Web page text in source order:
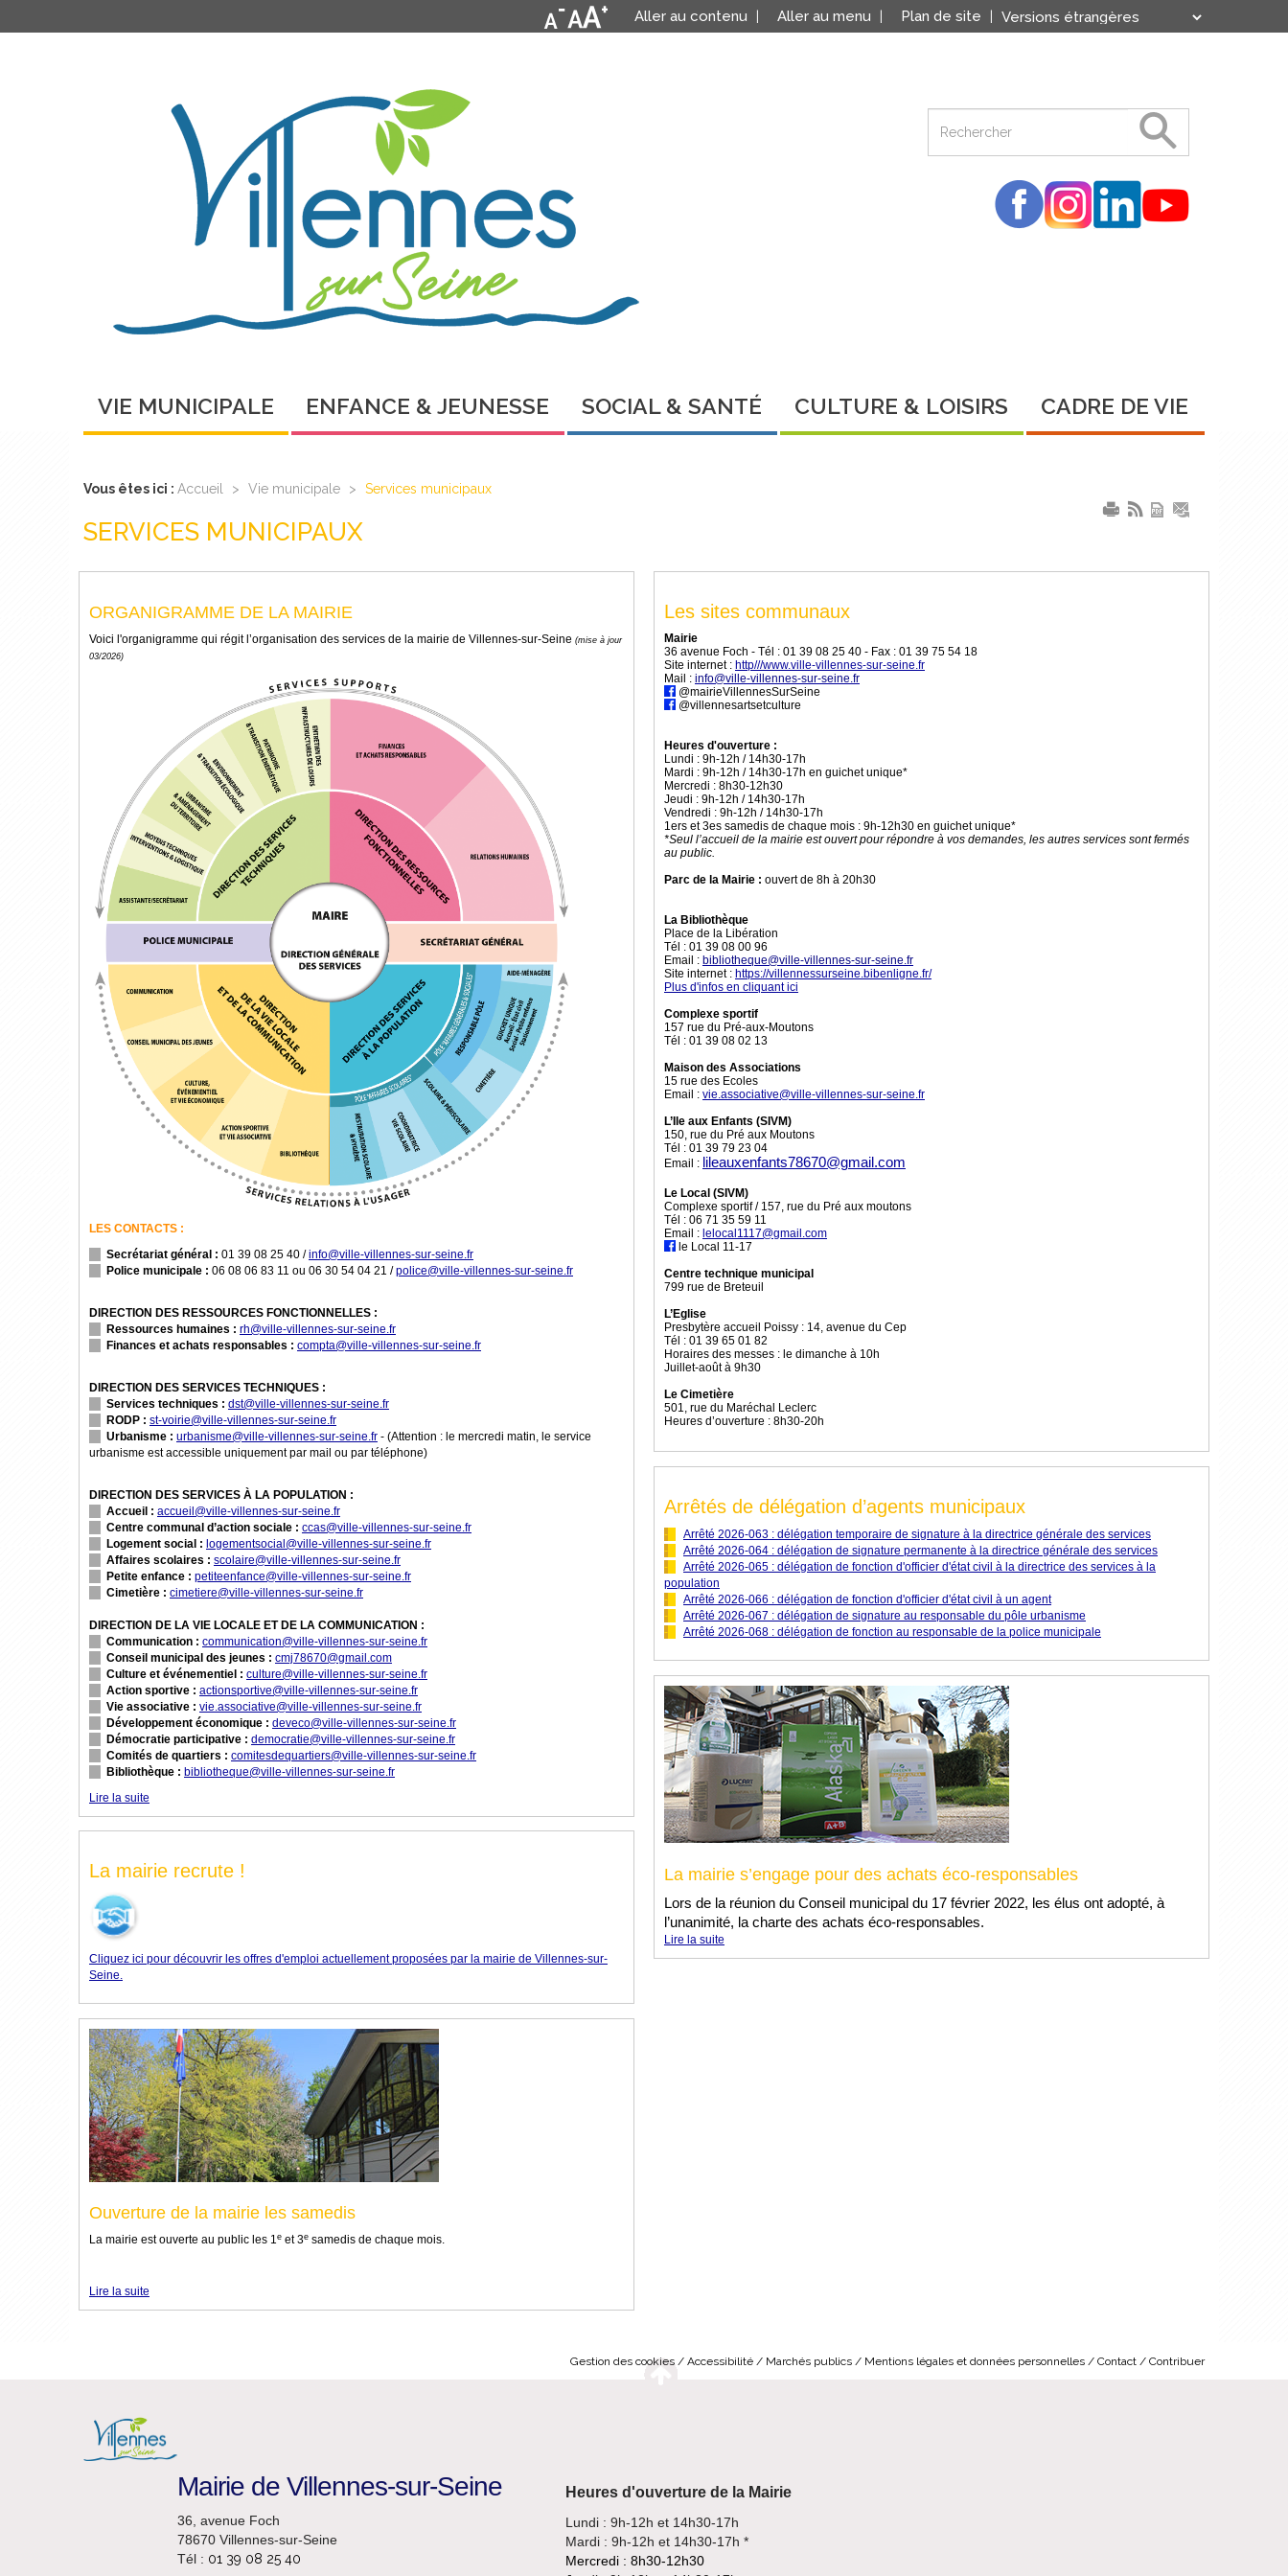
Aller au contenu Aller au menu Plan de site
VIE MUNICIPALE ENFANCE & JEUNESSE SOCIAL & SANTÉ CULTURE & LOISIRS CADRE DE VIE
Vous êtes ici : Accueil > Vie municipale > Services municipaux
SERVICES MUNICIPAUX
ORGANIGRAMME DE LA MAIRIE
Voici l'organigramme qui régit l’organisation des services de la mairie de Villennes-sur-Seine (mise à jour
03/2026)
LES CONTACTS :
Secrétariat général : 01 39 08 25 40 /info@ville-villennes-sur-seine.fr
Police municipale : 06 08 06 83 11 ou 06 30 54 04 21 /police@ville-villennes-sur-seine.fr
DIRECTION DES RESSOURCES FONCTIONNELLES :
Ressources humaines : rh@ville-villennes-sur-seine.fr
Finances et achats responsables : compta@ville-villennes-sur-seine.fr
DIRECTION DES SERVICES TECHNIQUES :
Services techniques : dst@ville-villennes-sur-seine.fr
RODP : st-voirie@ville-villennes-sur-seine.fr
Urbanisme : urbanisme@ville-villennes-sur-seine.fr - (Attention : le mercredi matin, le service
urbanisme est accessible uniquement par mail ou par téléphone)
DIRECTION DES SERVICES À LA POPULATION :
Accueil : accueil@ville-villennes-sur-seine.fr
Centre communal d’action sociale : ccas@ville-villennes-sur-seine.fr
Logement social : logementsocial@ville-villennes-sur-seine.fr
Affaires scolaires : scolaire@ville-villennes-sur-seine.fr
Petite enfance : petiteenfance@ville-villennes-sur-seine.fr
Cimetière : cimetiere@ville-villennes-sur-seine.fr
DIRECTION DE LA VIE LOCALE ET DE LA COMMUNICATION :
Communication : communication@ville-villennes-sur-seine.fr
Conseil municipal des jeunes : cmj78670@gmail.com
Culture et événementiel : culture@ville-villennes-sur-seine.fr
Action sportive : actionsportive@ville-villennes-sur-seine.fr
Vie associative : vie.associative@ville-villennes-sur-seine.fr
Développement économique : deveco@ville-villennes-sur-seine.fr
Démocratie participative : democratie@ville-villennes-sur-seine.fr
Comités de quartiers : comitesdequartiers@ville-villennes-sur-seine.fr
Bibliothèque : bibliotheque@ville-villennes-sur-seine.fr
Lire la suite
Les sites communaux
Mairie
36 avenue Foch - Tél : 01 39 08 25 40 - Fax : 01 39 75 54 18
Site internet : http///www.ville-villennes-sur-seine.fr
Mail : info@ville-villennes-sur-seine.fr
@mairieVillennesSurSeine
@villennesartsetculture
Heures d'ouverture :
Lundi : 9h-12h / 14h30-17h
Mardi : 9h-12h / 14h30-17h en guichet unique*
Mercredi : 8h30-12h30
Jeudi : 9h-12h / 14h30-17h
Vendredi : 9h-12h / 14h30-17h
1ers et 3es samedis de chaque mois : 9h-12h30 en guichet unique*
*Seul l’accueil de la mairie est ouvert pour répondre à vos demandes, les autres services sont fermés
au public.
Parc de la Mairie : ouvert de 8h à 20h30
La Bibliothèque
Place de la Libération
Tél : 01 39 08 00 96
Email : bibliotheque@ville-villennes-sur-seine.fr
Site internet : https://villennessurseine.bibenligne.fr/
Plus d'infos en cliquant ici
Complexe sportif
157 rue du Pré-aux-Moutons
Tél : 01 39 08 02 13
Maison des Associations
15 rue des Ecoles
Email : vie.associative@ville-villennes-sur-seine.fr
L’Ile aux Enfants (SIVM)
150, rue du Pré aux Moutons
Tél : 01 39 79 23 04
Email : lileauxenfants78670@gmail.com
Le Local (SIVM)
Complexe sportif / 157, rue du Pré aux moutons
Tél : 06 71 35 59 11
Email : lelocal1117@gmail.com
le Local 11-17
Centre technique municipal
799 rue de Breteuil
L’Eglise
Presbytère accueil Poissy : 14, avenue du Cep
Tél : 01 39 65 01 82
Horaires des messes : le dimanche à 10h
Juillet-août à 9h30
Le Cimetière
501, rue du Maréchal Leclerc
Heures d’ouverture : 8h30-20h
La mairie recrute !
Cliquez ici pour découvrir les offres d'emploi actuellement proposées par la mairie de Villennes-sur-
Seine.
Arrêtés de délégation d’agents municipaux
-
Arrêté 2026-063 : délégation temporaire de signature à la directrice générale des services
-
Arrêté 2026-064 : délégation de signature permanente à la directrice générale des services
-
Arrêté 2026-065 : délégation de fonction d'officier d'état civil à la directrice des services à la
population
-
Arrêté 2026-066 : délégation de fonction d'officier d'état civil à un agent
-
Arrêté 2026-067 : délégation de signature au responsable du pôle urbanisme
-
Arrêté 2026-068 : délégation de fonction au responsable de la police municipale
Ouverture de la mairie les samedis
La mairie est ouverte au public les 1e et 3e samedis de chaque mois.
Lire la suite
La mairie s’engage pour des achats éco-responsables
Lors de la réunion du Conseil municipal du 17 février 2022, les élus ont adopté, à
l’unanimité, la charte des achats éco-responsables.
Lire la suite
Gestion des cookies Accessibilité Marchés publics Mentions légales et données personnelles Contact Contribuer
Mairie de Villennes-sur-Seine
36, avenue Foch
78670 Villennes-sur-Seine
Tél : 01 39 08 25 40
Heures d'ouverture de la Mairie
Lundi : 9h-12h et 14h30-17h
Mardi : 9h-12h et 14h30-17h *
Mercredi : 8h30-12h30